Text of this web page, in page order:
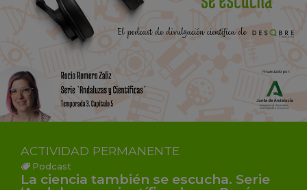
ACTIVIDAD PERMANENTE
Podcast
La ciencia también se escucha. Serie